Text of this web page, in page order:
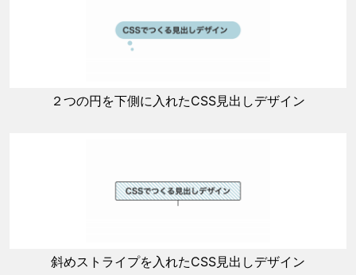
２つの円を下側に入れたCSS見出しデザイン
斜めストライプを入れたCSS見出しデザイン